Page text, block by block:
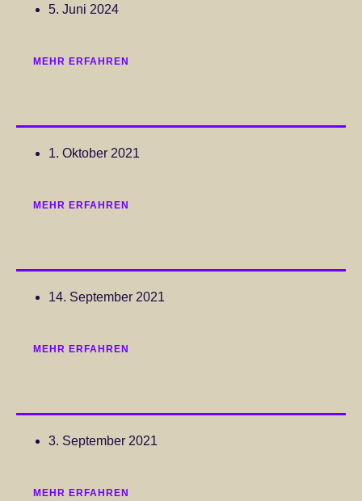
5. Juni 2024
MEHR ERFAHREN
1. Oktober 2021
MEHR ERFAHREN
14. September 2021
MEHR ERFAHREN
3. September 2021
MEHR ERFAHREN